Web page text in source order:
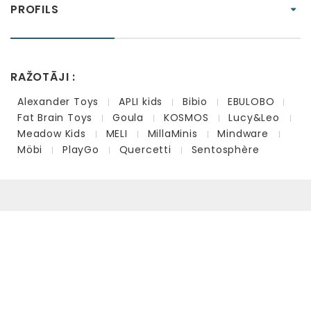
PROFILS
RAŽOTĀJI :
Alexander Toys APLI kids Bibio
EBULOBO
Fat Brain Toys
Goula KOSMOS
Lucy&Leo
Meadow Kids
MELI MillaMinis
Mindware
Möbi
PlayGo Quercetti Sentosphère